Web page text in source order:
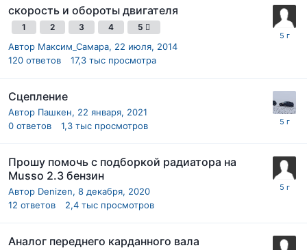
скорость и обороты двигателя
1 2 3 4 5
Автор Максим_Самара, 22 июля, 2014
120 ответов 17,3 тыс просмотра
Сцепление
Автор Пашкен, 22 января, 2021
0 ответов 1,3 тыс просмотров
Прошу помочь с подборкой радиатора на
Musso 2.3 бензин
Автор Denizen, 8 декабря, 2020
12 ответов 2,4 тыс просмотров
Аналог переднего карданного вала